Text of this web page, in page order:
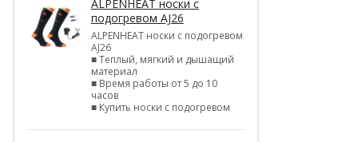
ALPENHEAT носки с
подогревом AJ26
ALPENHEAT носки с подогревом
AJ26
■ Теплый, мягкий и дышащий
материал
■ Время работы от 5 до 10
часов
■ Купить носки с подогревом